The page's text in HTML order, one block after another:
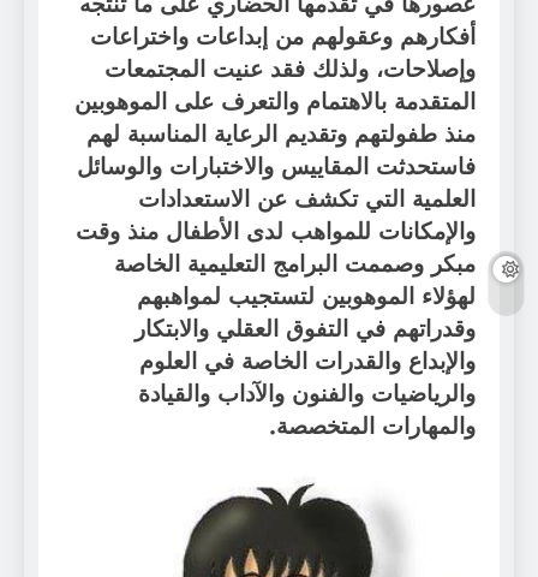
أفكارهم وعقولهم من إبداعات واختراعات
وإصلاحات، ولذلك فقد عنيت المجتمعات
المتقدمة بالاهتمام والتعرف على الموهوبين
منذ طفولتهم وتقديم الرعاية المناسبة لهم
فاستحدثت المقاييس والاختبارات والوسائل
العلمية التي تكشف عن الاستعدادات
والإمكانات للمواهب لدى الأطفال منذ وقت
مبكر وصممت البرامج التعليمية الخاصة
لهؤلاء الموهوبين لتستجيب لمواهبهم
وقدراتهم في التفوق العقلي والابتكار
والإبداع والقدرات الخاصة في العلوم
والرياضيات والفنون والآداب والقيادة
والمهارات المتخصصة.